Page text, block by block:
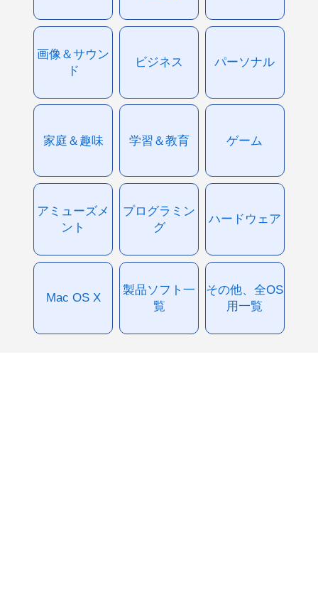
画像＆サウン
ド
ビジネス パーソナル
家庭＆趣味 学習＆教育 ゲーム
アミューズメ
ント
プログラミン
グ
ハードウェア
Mac OS X
製品ソフト一
覧
その他、全OS
用一覧